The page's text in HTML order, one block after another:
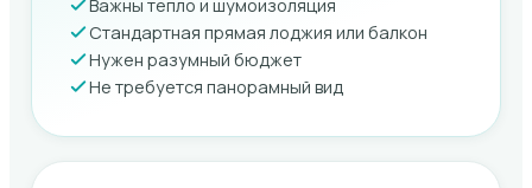
Важны тепло и шумоизоляция
Стандартная прямая лоджия или балкон
Нужен разумный бюджет
Не требуется панорамный вид